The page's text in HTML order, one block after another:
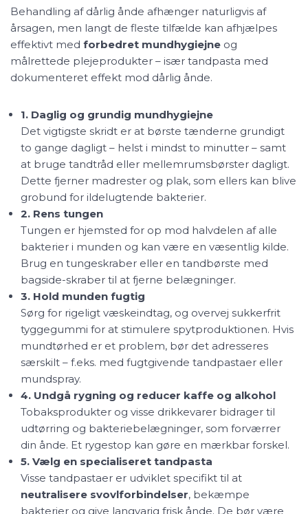
Behandling af dårlig ånde afhænger naturligvis af
årsagen, men langt de fleste tilfælde kan afhjælpes
effektivt med forbedret mundhygiejne og
målrettede plejeprodukter – især tandpasta med
dokumenteret effekt mod dårlig ånde.
1. Daglig og grundig mundhygiejne
Det vigtigste skridt er at børste tænderne grundigt
to gange dagligt – helst i mindst to minutter – samt
at bruge tandtråd eller mellemrumsbørster dagligt.
Dette fjerner madrester og plak, som ellers kan blive
grobund for ildelugtende bakterier.
2. Rens tungen
Tungen er hjemsted for op mod halvdelen af alle
bakterier i munden og kan være en væsentlig kilde.
Brug en tungeskraber eller en tandbørste med
bagside-skraber til at fjerne belægninger.
3. Hold munden fugtig
Sørg for rigeligt væskeindtag, og overvej sukkerfrit
tyggegummi for at stimulere spytproduktionen. Hvis
mundtørhed er et problem, bør det adresseres
særskilt – f.eks. med fugtgivende tandpastaer eller
mundspray.
4. Undgå rygning og reducer kaffe og alkohol
Tobaksprodukter og visse drikkevarer bidrager til
udtørring og bakteriebelægninger, som forværrer
din ånde. Et rygestop kan gøre en mærkbar forskel.
5. Vælg en specialiseret tandpasta
Visse tandpastaer er udviklet specifikt til at
neutralisere svovlforbindelser, bekæmpe
bakterier og give langvarig frisk ånde. De bør være